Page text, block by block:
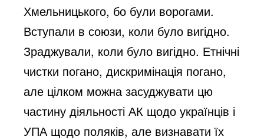
Хмельницького, бо були ворогами.
Вступали в союзи, коли було вигідно.
Зраджували, коли було вигідно. Етнічні
чистки погано, дискримінація погано,
але цілком можна засуджувати цю
частину діяльності АК щодо українців і
УПА щодо поляків, але визнавати їх